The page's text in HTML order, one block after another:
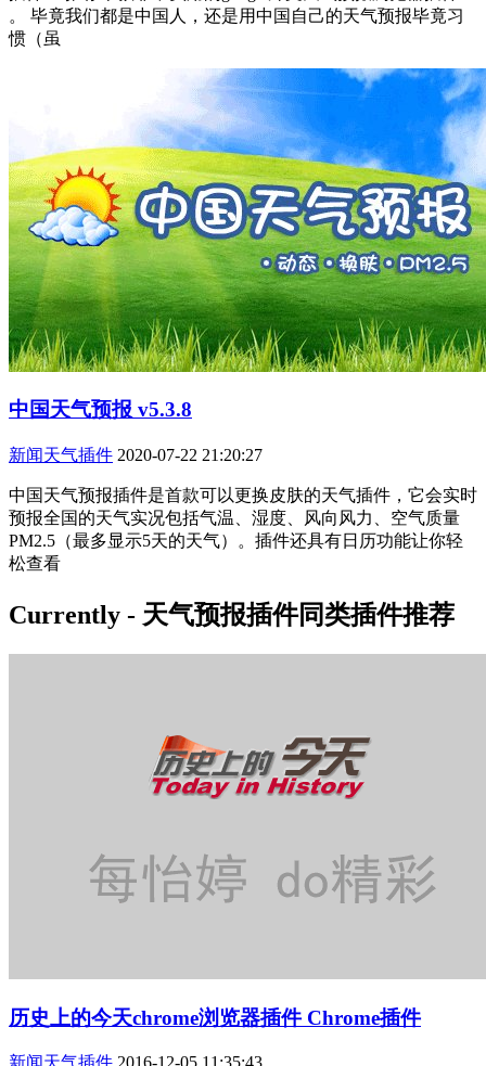
。 毕竟我们都是中国人，还是用中国自己的天气预报毕竟习
惯（虽
中国天气预报 v5.3.8
新闻天气插件 2020-07-22 21:20:27
中国天气预报插件是首款可以更换皮肤的天气插件，它会实时
预报全国的天气实况包括气温、湿度、风向风力、空气质量
PM2.5（最多显示5天的天气）。插件还具有日历功能让你轻
松查看
Currently - 天气预报插件同类插件推荐
历史上的今天chrome浏览器插件 Chrome插件